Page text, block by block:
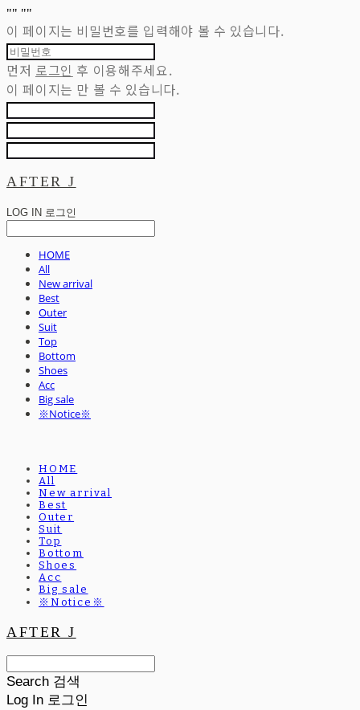
"" ""
이 페이지는 비밀번호를 입력해야 볼 수 있습니다.
먼저 로그인 후 이용해주세요.
이 페이지는 만 볼 수 있습니다.
AFTER J
LOG IN 로그인
HOME
All
New arrival
Best
Outer
Suit
Top
Bottom
Shoes
Acc
Big sale
※Notice※
HOME
All
New arrival
Best
Outer
Suit
Top
Bottom
Shoes
Acc
Big sale
※Notice※
AFTER J
Search 검색
Log In 로그인